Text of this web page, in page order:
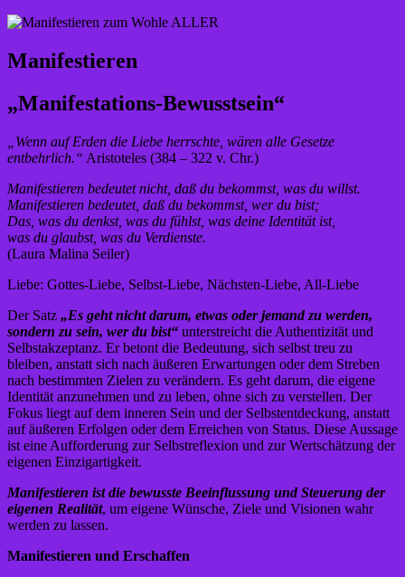
Manifestieren
„Manifestations-Bewusstsein“
„Wenn auf Erden die Liebe herrschte, wären alle Gesetze
entbehrlich.“ Aristoteles (384 – 322 v. Chr.)
Manifestieren bedeutet nicht, daß du bekommst, was du willst.
Manifestieren bedeutet, daß du bekommst, wer du bist;
Das, was du denkst, was du fühlst, was deine Identität ist,
was du glaubst, was du Verdienste.
(Laura Malina Seiler)
Liebe: Gottes-Liebe, Selbst-Liebe, Nächsten-Liebe, All-Liebe
Der Satz „Es geht nicht darum, etwas oder jemand zu werden,
sondern zu sein, wer du bist“ unterstreicht die Authentizität und
Selbstakzeptanz. Er betont die Bedeutung, sich selbst treu zu
bleiben, anstatt sich nach äußeren Erwartungen oder dem Streben
nach bestimmten Zielen zu verändern. Es geht darum, die eigene
Identität anzunehmen und zu leben, ohne sich zu verstellen. Der
Fokus liegt auf dem inneren Sein und der Selbstentdeckung, anstatt
auf äußeren Erfolgen oder dem Erreichen von Status. Diese Aussage
ist eine Aufforderung zur Selbstreflexion und zur Wertschätzung der
eigenen Einzigartigkeit.
Manifestieren ist die bewusste Beeinflussung und Steuerung der
eigenen Realität, um eigene Wünsche, Ziele und Visionen wahr
werden zu lassen.
Manifestieren und Erschaffen